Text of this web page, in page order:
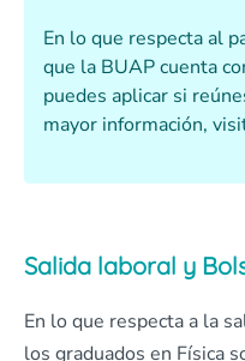
En lo que respecta al
que la BUAP cuenta
puedes aplicar si
mayor información,
Salida laboral y
En lo que respecta a la
los graduados en Física